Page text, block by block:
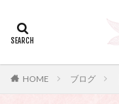
HOME ブログ